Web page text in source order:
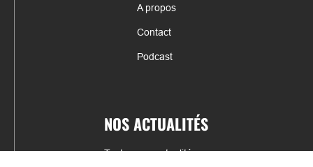
A propos
Contact
Podcast
NOS ACTUALITÉS
Toutes nos actualités